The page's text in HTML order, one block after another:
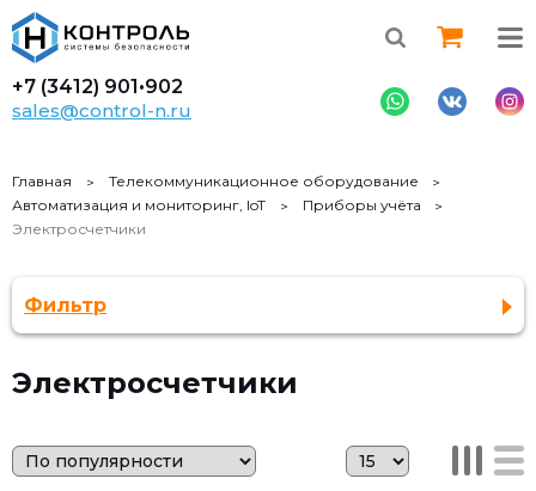
+7 (3412) 901•902
sales@control-n.ru
Главная
Телекоммуникационное оборудование
Автоматизация и мониторинг, IoT
Приборы учёта
Электросчетчики
Электросчетчики
Фильтр